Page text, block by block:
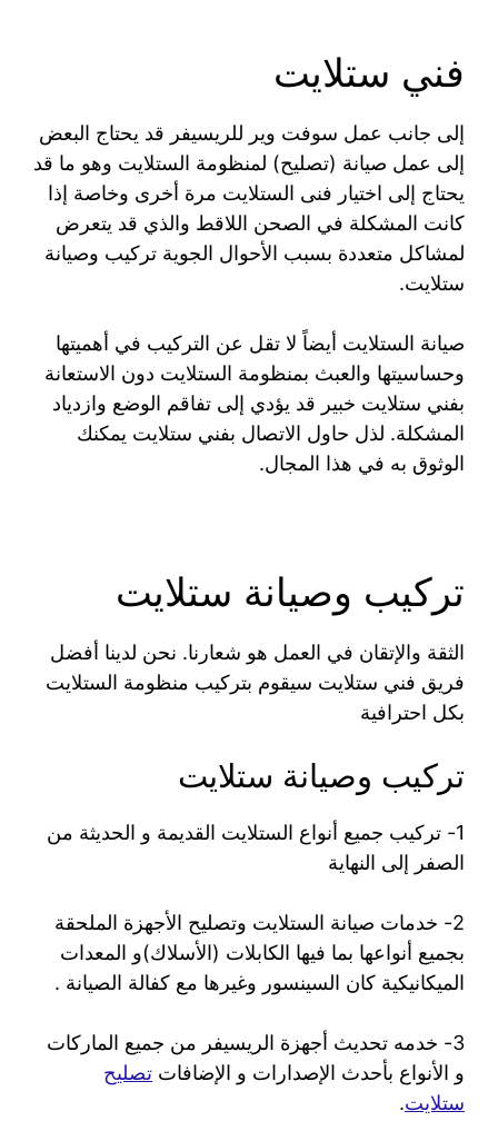
فني ستلايت
إلى جانب عمل سوفت وير للريسيفر قد يحتاج البعض
إلى عمل صيانة (تصليح) لمنظومة الستلايت وهو ما قد
يحتاج إلى اختيار فنى الستلايت مرة أخرى وخاصة إذا
كانت المشكلة في الصحن اللاقط والذي قد يتعرض
لمشاكل متعددة بسبب الأحوال الجوية تركيب وصيانة
ستلايت.
صيانة الستلايت أيضاً لا تقل عن التركيب في أهميتها
وحساسيتها والعبث بمنظومة الستلايت دون الاستعانة
بفني ستلايت خبير قد يؤدي إلى تفاقم الوضع وازدياد
المشكلة. لذل حاول الاتصال بفني ستلايت يمكنك
الوثوق به في هذا المجال.
تركيب وصيانة ستلايت
الثقة والإتقان في العمل هو شعارنا. نحن لدينا أفضل
فريق فني ستلايت سيقوم بتركيب منظومة الستلايت
بكل احترافية
تركيب وصيانة ستلايت
1- تركيب جميع أنواع الستلايت القديمة و الحديثة من
الصفر إلى النهاية
2- خدمات صيانة الستلايت وتصليح الأجهزة الملحقة
بجميع أنواعها بما فيها الكابلات (الأسلاك)و المعدات
الميكانيكية كان السينسور وغيرها مع كفالة الصيانة .
3- خدمه تحديث أجهزة الريسيفر من جميع الماركات
و الأنواع بأحدث الإصدارات و الإضافات تصليح
ستلايت.